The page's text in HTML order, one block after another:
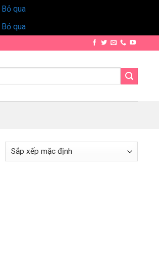
Bỏ qua
Bỏ qua